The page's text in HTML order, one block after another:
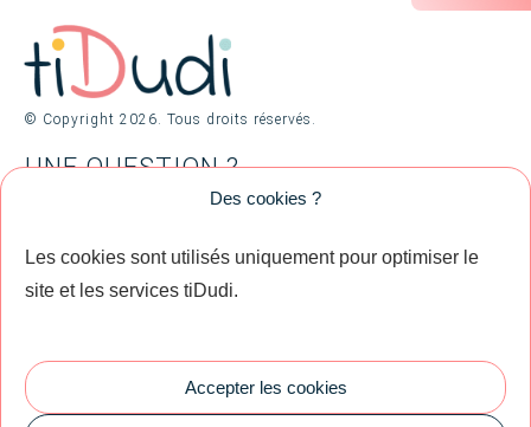
Des cookies ?
Les cookies sont utilisés uniquement pour optimiser le
site et les services tiDudi.
Accepter les cookies
© Copyright 2026 . Tous droits réservés.
UNE QUESTION ?
Contactez-Moi !
Mentions Légales